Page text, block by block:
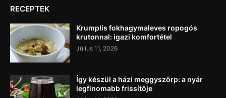
RECEPTEK
Krumplis fokhagymaleves ropogós
krutonnal: igazi komfortétel
Július 11, 2026
Így készül a házi meggyszörp: a nyár
legfinomabb frissítője